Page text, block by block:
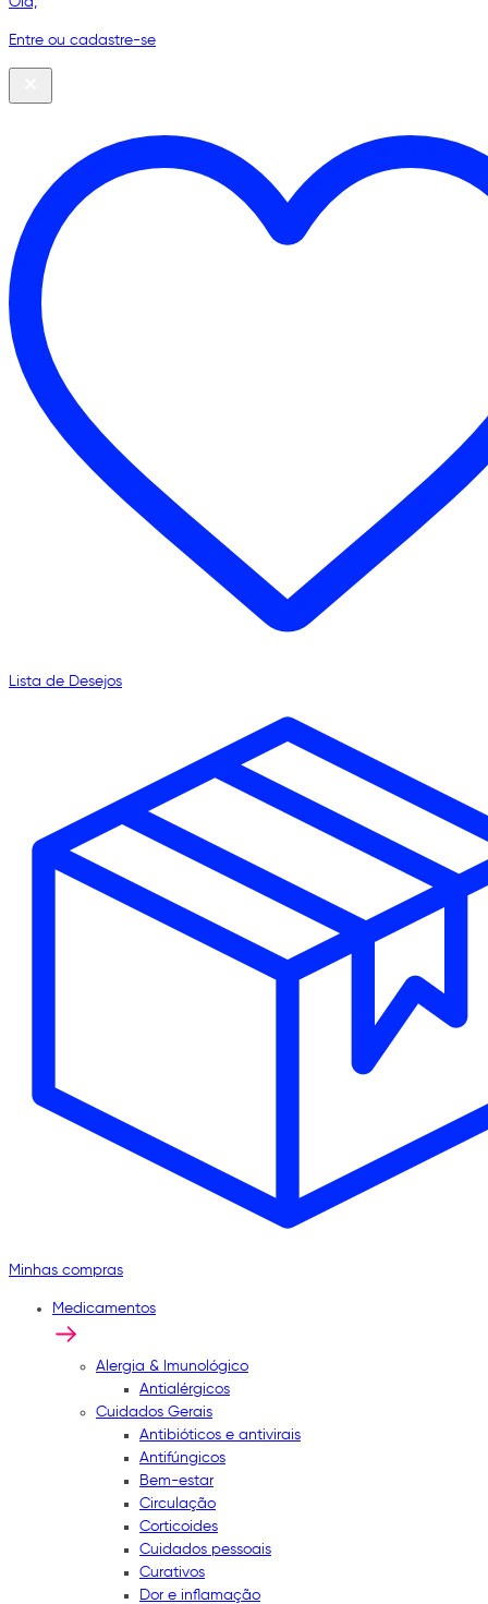
Entre ou cadastre-se
Lista de Desejos
Minhas compras
Medicamentos
Alergia & Imunológico
Antialérgicos
Cuidados Gerais
Antibióticos e antivirais
Antifúngicos
Bem-estar
Circulação
Corticoides
Cuidados pessoais
Curativos
Dor e inflamação